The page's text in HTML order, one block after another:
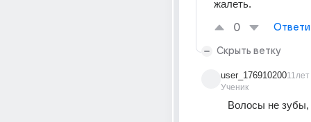
жалеть.
0
Скрыть ветку
user_176910200
Ученик
11лет
Волосы не зубы,